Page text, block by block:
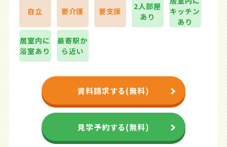
自立 要介護 要支援
2人部屋
あり
キッチン
あり
居室内に
浴室あり
最寄駅か
ら近い
資料請求する(無料)
見学予約する(無料)